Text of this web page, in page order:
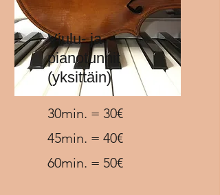
Viulu- ja
pianotunnit
(yksittäin)
30min. = 30€
45min. = 40€
60min. = 50€